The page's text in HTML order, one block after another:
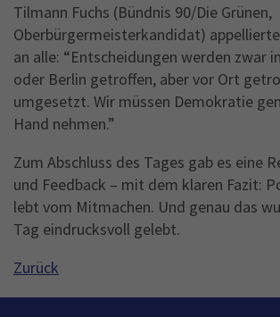
Tilmann Fuchs (Bündnis 90/Die Grünen,
Oberbürgermeisterkandidat)
an alle: “Entscheidungen werden zwar
oder Berlin getroffen, aber vor Ort
umgesetzt. Wir müssen Demokratie
Hand nehmen.”
Zum Abschluss des Tages gab es eine
und Feedback – mit dem klaren Fazit:
lebt vom Mitmachen. Und genau das
Tag eindrucksvoll gelebt.
Zurück